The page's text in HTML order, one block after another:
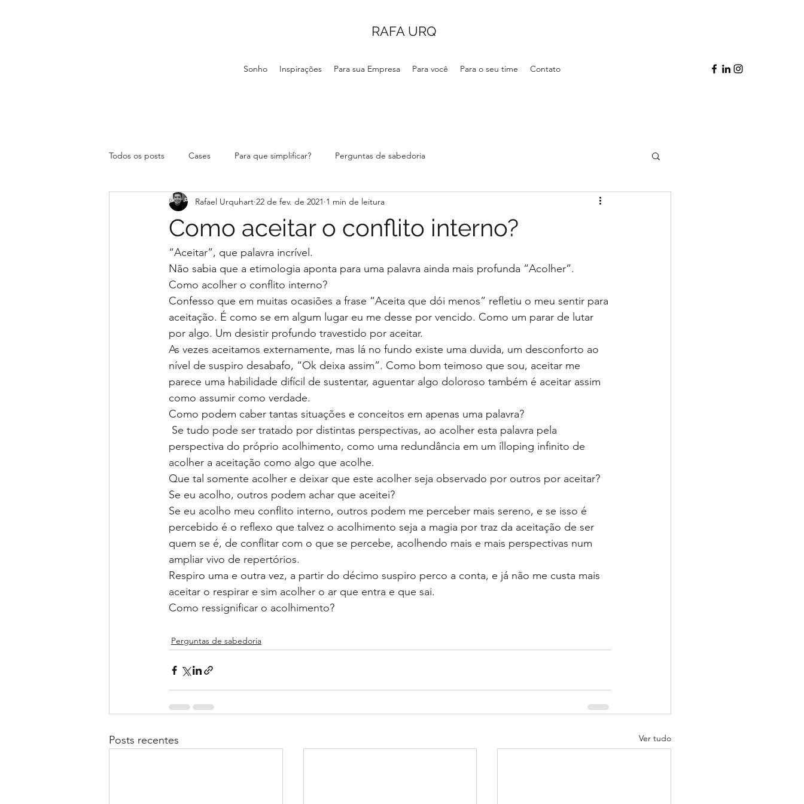
RAFA URQ
Sonho Inspirações Para sua Empresa Para você Para o seu time Contato
Todos os posts Cases Para que simplificar? Perguntas de sabedoria
Como aceitar o conflito interno?
Rafael Urquhart 22 de fev. de 2021 1 min de leitura
“Aceitar”, que palavra incrível.
Não sabia que a etimologia aponta para uma palavra ainda mais profunda “Acolher”.
Como acolher o conflito interno?
Confesso que em muitas ocasiões a frase “Aceita que dói menos” refletiu o meu sentir para
aceitação. É como se em algum lugar eu me desse por vencido. Como um parar de lutar
por algo. Um desistir profundo travestido por aceitar.
As vezes aceitamos externamente, mas lá no fundo existe uma duvida, um desconforto ao
nível de suspiro desabafo, “Ok deixa assim”. Como bom teimoso que sou, aceitar me
parece uma habilidade difícil de sustentar, aguentar algo doloroso também é aceitar assim
como assumir como verdade.
Como podem caber tantas situações e conceitos em apenas uma palavra?
perspectiva do próprio acolhimento, como uma redundância em um ílloping infinito de
acolher a aceitação como algo que acolhe.
Que tal somente acolher e deixar que este acolher seja observado por outros por aceitar?
Se eu acolho, outros podem achar que aceitei?
Se eu acolho meu conflito interno, outros podem me perceber mais sereno, e se isso é
percebido é o reflexo que talvez o acolhimento seja a magia por traz da aceitação de ser
quem se é, de conflitar com o que se percebe, acolhendo mais e mais perspectivas num
ampliar vivo de repertórios.
Respiro uma e outra vez, a partir do décimo suspiro perco a conta, e já não me custa mais
aceitar o respirar e sim acolher o ar que entra e que sai.
Como ressignificar o acolhimento?
Perguntas de sabedoria
Posts recentes Ver tudo